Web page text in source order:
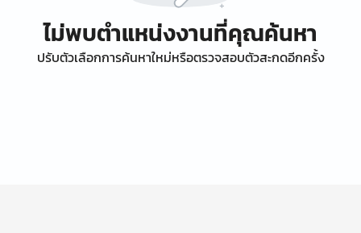
ไม่พบตำแหน่งงานที่คุณค้นหา
ปรับตัวเลือกการค้นหาใหม่หรือตรวจสอบตัวสะกดอีกครั้ง